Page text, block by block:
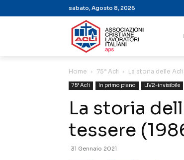
sabato, Agosto 8, 2026
Home 75° Acli La storia delle
75° Acli In primo piano LIV2-invisibile
La storia
tessere
31 Gennaio 2021